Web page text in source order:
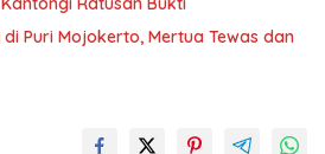
Puri Mojokerto, Mertua Tewas dan